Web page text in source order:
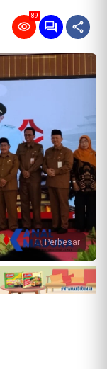
89
Perbesar